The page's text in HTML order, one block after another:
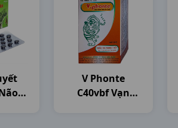
V Phonte
C40vbf Vạn